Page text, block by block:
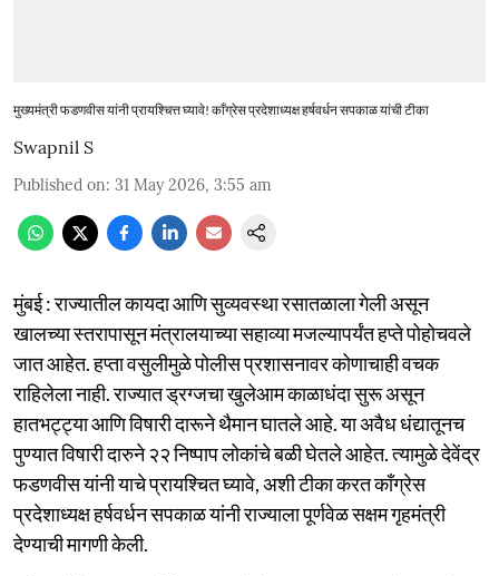
मुख्यमंत्री फडणवीस यांनी प्रायश्चित्त घ्यावे! काँग्रेस प्रदेशाध्यक्ष हर्षवर्धन सपकाळ यांची टीका
Swapnil S
Published on: 31 May 2026, 3:55 am
मुंबई : राज्यातील कायदा आणि सुव्यवस्था रसातळाला गेली असून
खालच्या स्तरापासून मंत्रालयाच्या सहाव्या मजल्यापर्यंत हप्ते पोहोचवले
जात आहेत. हप्ता वसुलीमुळे पोलीस प्रशासनावर कोणाचाही वचक
राहिलेला नाही. राज्यात ड्रग्जचा खुलेआम काळाधंदा सुरू असून
हातभट्ट्या आणि विषारी दारूने थैमान घातले आहे. या अवैध धंद्यातूनच
पुण्यात विषारी दारुने २२ निष्पाप लोकांचे बळी घेतले आहेत. त्यामुळे देवेंद्र
फडणवीस यांनी याचे प्रायश्चित घ्यावे, अशी टीका करत काँग्रेस
प्रदेशाध्यक्ष हर्षवर्धन सपकाळ यांनी राज्याला पूर्णवेळ सक्षम गृहमंत्री
देण्याची मागणी केली.